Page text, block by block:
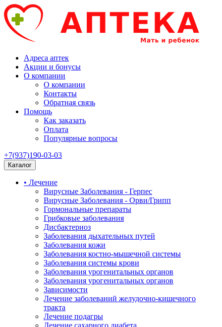
Адреса аптек
Акции и бонусы
О компании
О компании
Контакты
Обратная связь
Помощь
Как заказать
Оплата
Популярные вопросы
+7(937)190-03-03
Каталог
• Лечение
Вирусные Заболевания - Герпес
Вирусные Заболевания - Орви/Грипп
Гормональные препараты
Грибковые заболевания
Дисбактериоз
Заболевания дыхательных путей
Заболевания кожи
Заболевания костно-мышечной системы
Заболевания системы крови
Заболевания урогенитальных органов
Заболевания урогенитальных органов
Зависимости
Лечение заболеваний желудочно-кишечного
тракта
Лечение подагры
Лечение сахарного диабета